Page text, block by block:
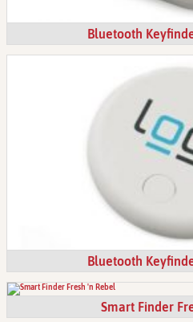
Bluetooth
Bluetooth
Smart Finder